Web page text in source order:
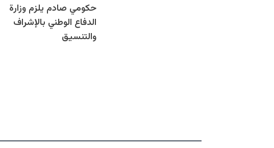
حكومي صادم يلزم وزارة
الدفاع الوطني بالإشراف
والتنسيق